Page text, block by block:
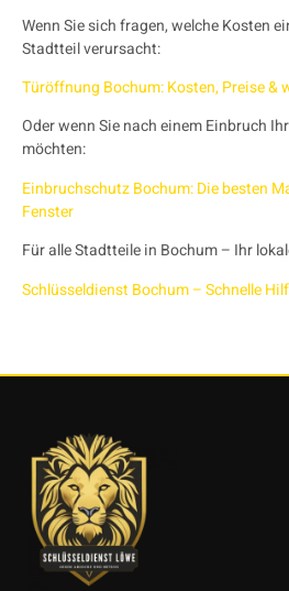
Wenn Sie sich fragen, welche Kosten
Stadtteil verursacht:
Türöffnung Bochum: Kosten, Preise &
Oder wenn Sie nach einem Einbruch
möchten:
Einbruchschutz Bochum: Die besten
Fenster
Für alle Stadtteile in Bochum – Ihr
Schlüsseldienst Bochum – Schnelle